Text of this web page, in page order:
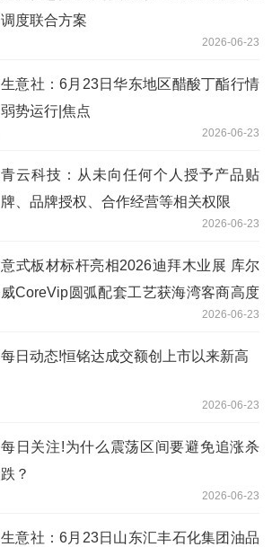
调度联合方案
2026-06-23
生意社：6月23日华东地区醋酸丁酯行情
弱势运行|焦点
2026-06-23
青云科技：从未向任何个人授予产品贴
牌、品牌授权、合作经营等相关权限
2026-06-23
意式板材标杆亮相2026迪拜木业展 库尔
威CoreVip圆弧配套工艺获海湾客商高度
2026-06-23
每日动态!恒铭达成交额创上市以来新高
2026-06-23
每日关注!为什么震荡区间要避免追涨杀
跌？
2026-06-23
生意社：6月23日山东汇丰石化集团油品